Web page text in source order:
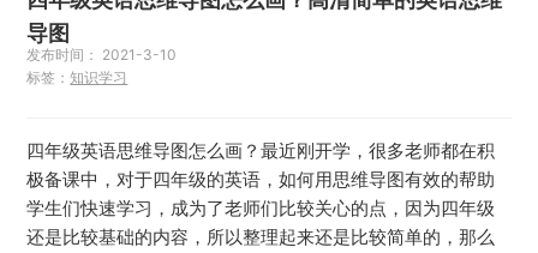
导图
发布时间： 2021-3-10
标签：知识学习
四年级英语思维导图怎么画？最近刚开学，很多老师都在积
极备课中，对于四年级的英语，如何用思维导图有效的帮助
学生们快速学习，成为了老师们比较关心的点，因为四年级
还是比较基础的内容，所以整理起来还是比较简单的，那么